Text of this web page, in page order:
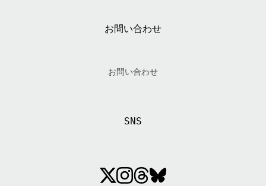
お問い合わせ
お問い合わせ
SNS